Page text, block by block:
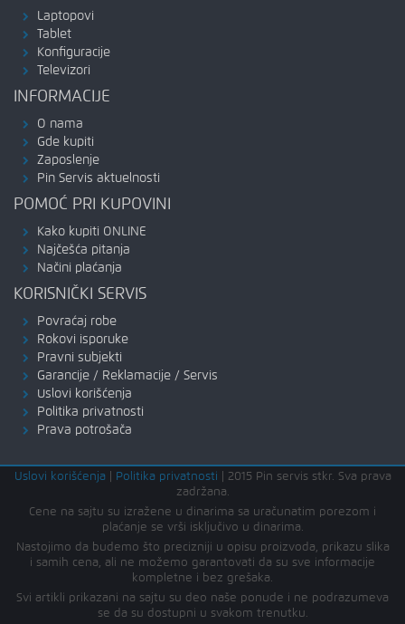
Laptopovi
Tablet
Konfiguracije
Televizori
INFORMACIJE
O nama
Gde kupiti
Zaposlenje
Pin Servis aktuelnosti
POMOĆ PRI KUPOVINI
Kako kupiti ONLINE
Najčešća pitanja
Načini plaćanja
KORISNIČKI SERVIS
Povraćaj robe
Rokovi isporuke
Pravni subjekti
Garancije / Reklamacije / Servis
Uslovi korišćenja
Politika privatnosti
Prava potrošača
Uslovi korišćenja| Politika privatnosti
2015 Pin servis stkr. Sva prava
zadržana.
Cene na sajtu su izražene u dinarima sa uračunatim porezom i
plaćanje se vrši isključivo u dinarima.
Nastojimo da budemo što precizniji u opisu proizvoda, prikazu slika
i samih cena, ali ne možemo garantovati da su sve informacije
kompletne i bez grešaka.
Svi artikli prikazani na sajtu su deo naše ponude i ne podrazumeva
se da su dostupni u svakom trenutku.